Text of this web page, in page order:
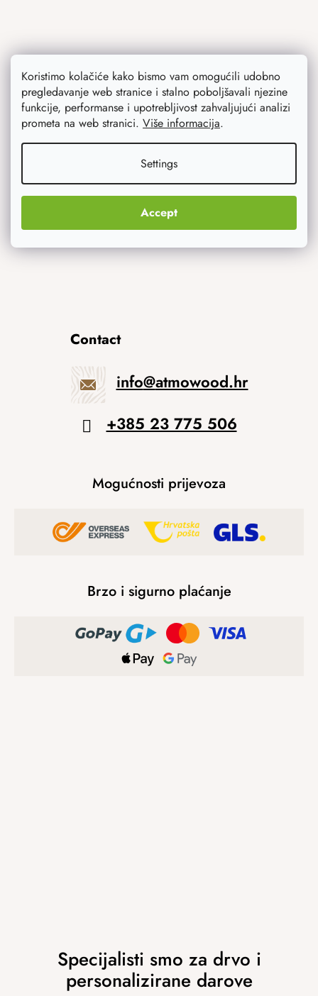
Koristimo kolačiće kako bismo vam omogućili udobno
pregledavanje web stranice i stalno poboljšavali njezine
funkcije, performanse i upotrebljivost zahvaljujući analizi
prometa na web stranici. Više informacija.
Settings
Accept
Ono što vas najviše zanima
Noviteti
Originalni pokloni
Contact
info@atmowood.hr
+385 23 775 506
Mogućnosti prijevoza
Brzo i sigurno plaćanje